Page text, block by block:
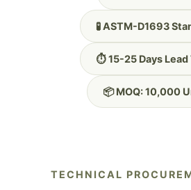
🧪 ASTM-D1693
⏱️ 15-25 Days Lead
📦 MOQ: 10,000
TECHNICAL